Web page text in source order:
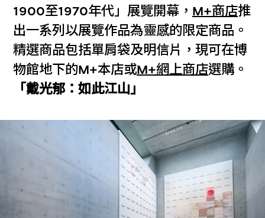
1900至1970年代」展覽開幕， M+商店推
出一系列以展覽作品為靈感的限定商品。
精選商品包括單肩袋及明信片，現可在博
物館地下的M+本店或M+網上商店選購。
「戴光郁：如此江山」